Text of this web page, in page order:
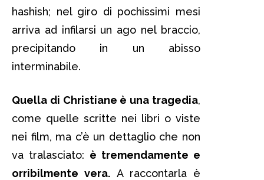
hashish; nel giro di pochissimi mesi
arriva ad infilarsi un ago nel braccio,
precipitando in un abisso
interminabile.
Quella di Christiane è una tragedia,
come quelle scritte nei libri o viste
nei film, ma c’è un dettaglio che non
va tralasciato: è tremendamente e
orribilmente vera. A raccontarla è